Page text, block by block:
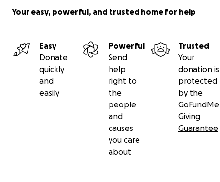
Your easy, powerful, and trusted home for help
Easy
Donate
quickly
and
easily
Powerful
Send
help
right to
the
people
and
causes
you care
about
Trusted
Your
donation is
protected
by the
GoFundMe
Giving
Guarantee